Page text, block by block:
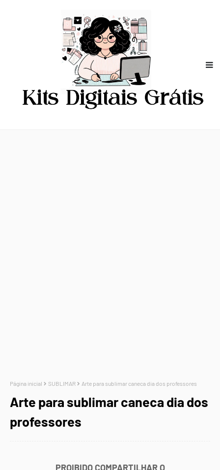
Página inicial SUBLIMAR Arte para sublimar caneca dia dos professores
Arte para sublimar caneca dia dos
professores
PROIBIDO COMPARTILHAR O